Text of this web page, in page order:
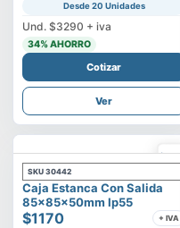
Desde 20 Unidades
Und. $3290 + iva
34% AHORRO
Cotizar
Ver
SKU 30442
Caja Estanca Con Salida
85x85x50mm Ip55
$1170 + IVA